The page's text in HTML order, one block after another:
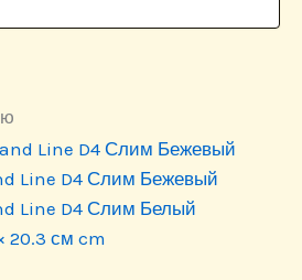
Line D4 Слим Бежевый
Line D4 Слим Белый
20.3 см cm